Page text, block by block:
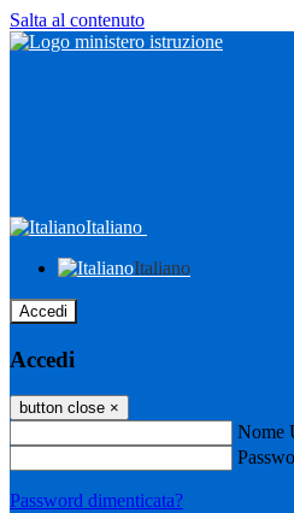
Salta al contenuto
Italiano
Italiano
Accedi
Accedi
button close ×
Nome
Password dimenticata?